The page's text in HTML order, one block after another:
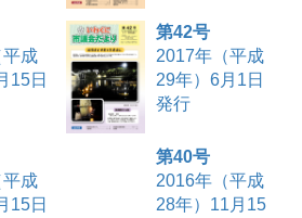
成
15日
第42号
2017年（平成
29年）6月1日
発行
成
15日
第40号
2016年（平成
28年）11月15